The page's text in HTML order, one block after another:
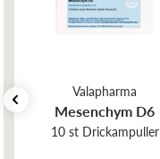
Valapharma
Mesenchym D6
10 st Drickampuller